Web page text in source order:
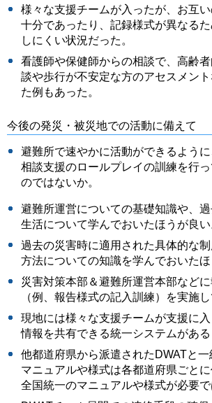
様々な支援チームが入ったが、お互
十分であったり、記録様式が異なる
しにくい状況だった。
看護師や保健師からの相談で、高齢
談や歩行が不安定な方のアセスメン
た例もあった。
今後の発災・被災地での活動に備えて
避難所で速やかに活動ができるように
相談支援のロールプレイの訓練を行
のではないか。
避難所運営についての基礎知識や、
生活について学んでおいたほうが良い
過去の災害時に適用された具体的な
方法についての知識を学んでおいたほ
災害対策本部＆避難所運営本部など
（例、報告様式の記入訓練）を実施し
現地には様々な支援チームが支援に
情報を共有できる統一システムがある
他都道府県から派遣されたDWATと一
マニュアルや様式は各都道府県ごとに
全国統一のマニュアルや様式が必要で